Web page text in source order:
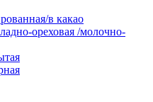
в какао
ореховая /молочно-